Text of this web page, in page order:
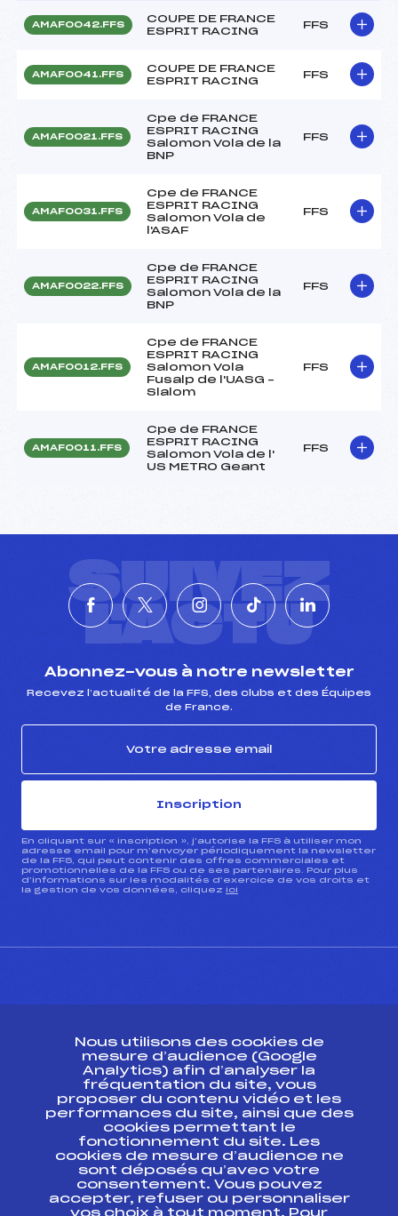
AMAF0042.FFS
COUPE DE FRANCE
ESPRIT RACING
FFS
AMAF0041.FFS
COUPE DE FRANCE
ESPRIT RACING
FFS
AMAF0021.FFS
Cpe de FRANCE
ESPRIT RACING
Salomon Vola de la
BNP
FFS
AMAF0031.FFS
Cpe de FRANCE
ESPRIT RACING
Salomon Vola de
l'ASAF
FFS
AMAF0022.FFS
Cpe de FRANCE
ESPRIT RACING
Salomon Vola de la
BNP
FFS
AMAF0012.FFS
Cpe de FRANCE
ESPRIT RACING
Salomon Vola
Fusalp de l'UASG –
Slalom
FFS
AMAF0011.FFS
Cpe de FRANCE
ESPRIT RACING
Salomon Vola de l'
US METRO Geant
FFS
SUIVEZ
L'ACTU
Abonnez-vous à notre newsletter
Recevez l’actualité de la FFS, des clubs et des Équipes
de France.
Inscription
En cliquant sur « inscription », j’autorise la FFS à utiliser mon
adresse email pour m’envoyer périodiquement la newsletter
de la FFS, qui peut contenir des offres commerciales et
promotionnelles de la FFS ou de ses partenaires. Pour plus
d’informations sur les modalités d’exercice de vos droits et
la gestion de vos données, cliquez ici
ESPACE PRESSE
Ressources
Pass’Neige
Projet sportif fédéral
Projet de performance fédéral
Antidopage
Pôle Développement, Formation, Suivi
Scientifique
Nous utilisons des cookies de
mesure d’audience (Google
Analytics) afin d’analyser la
fréquentation du site, vous
proposer du contenu vidéo et les
performances du site, ainsi que des
cookies permettant le
fonctionnement du site. Les
cookies de mesure d’audience ne
sont déposés qu’avec votre
consentement. Vous pouvez
accepter, refuser ou personnaliser
vos choix à tout moment. Pour